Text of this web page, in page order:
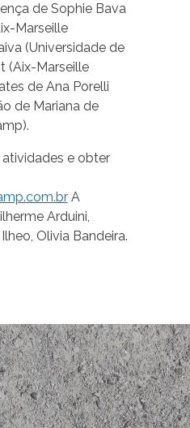
de Sophie Bava
Marseille
(Universidade de
(Aix-Marseille
de Ana Porelli
de Mariana de
e obter
A
Arduini,
Olivia Bandeira.